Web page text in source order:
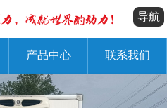
导航
产品中心 联系我们